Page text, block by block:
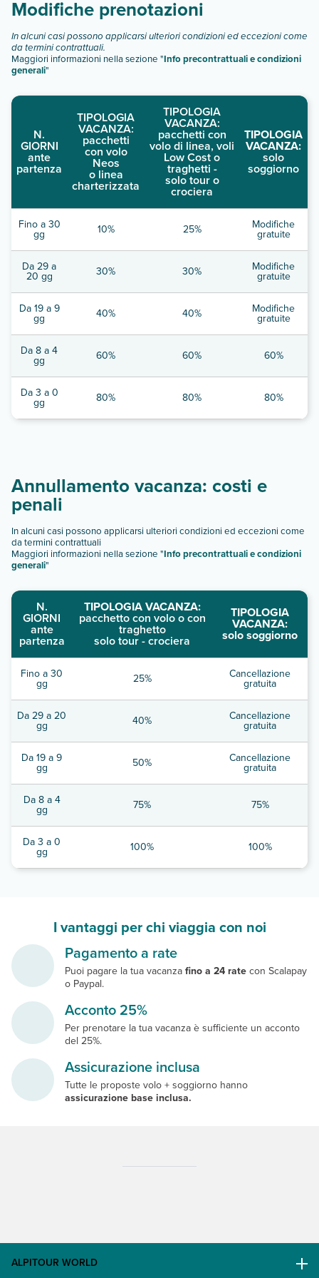
Modifiche prenotazioni
In alcuni casi possono applicarsi ulteriori condizioni ed eccezioni come
da termini contrattuali.
Maggiori informazioni nella sezione "Info precontrattuali e condizioni
generali"
N.
GIORNI
ante
partenza
TIPOLOGIA
VACANZA:
pacchetti
con volo
Neos
o linea
charterizzata
TIPOLOGIA
VACANZA:
pacchetti con
volo di linea, voli
Low Cost o
traghetti -
solo tour o
crociera
TIPOLOGIA
VACANZA:
solo
soggiorno
Fino a 30
gg 10% 25% Modifiche
gratuite
Da 29 a
20 gg 30% 30% Modifiche
gratuite
Da 19 a 9
gg 40% 40% Modifiche
gratuite
Da 8 a 4
gg 60% 60% 60%
Da 3 a 0
gg 80% 80% 80%
Annullamento vacanza: costi e
penali
In alcuni casi possono applicarsi ulteriori condizioni ed eccezioni come
da termini contrattuali
Maggiori informazioni nella sezione "Info precontrattuali e condizioni
generali"
N.
GIORNI
ante
partenza
TIPOLOGIA VACANZA:
pacchetto con volo o con
traghetto
solo tour - crociera
TIPOLOGIA
VACANZA:
solo soggiorno
Fino a 30
gg 25% Cancellazione
gratuita
Da 29 a 20
gg 40% Cancellazione
gratuita
Da 19 a 9
gg 50% Cancellazione
gratuita
Da 8 a 4
gg 75% 75%
Da 3 a 0
gg 100% 100%
I vantaggi per chi viaggia con noi
Pagamento a rate
Puoi pagare la tua vacanzafino a 24 ratecon Scalapay
o Paypal.
Acconto 25%
Per prenotare la tua vacanza è sufficiente un acconto
del 25%.
Assicurazione inclusa
Tutte le proposte volo + soggiorno hanno
assicurazione base inclusa.
ALPITOUR WORLD